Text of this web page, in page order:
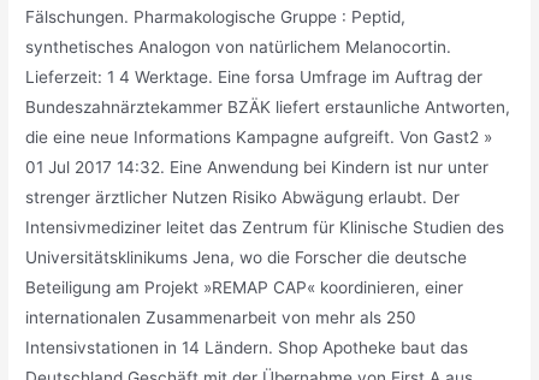
Fälschungen. Pharmakologische Gruppe : Peptid,
synthetisches Analogon von natürlichem Melanocortin.
Lieferzeit: 1 4 Werktage. Eine forsa Umfrage im Auftrag der
Bundeszahnärztekammer BZÄK liefert erstaunliche Antworten,
die eine neue Informations Kampagne aufgreift. Von Gast2 »
01 Jul 2017 14:32. Eine Anwendung bei Kindern ist nur unter
strenger ärztlicher Nutzen Risiko Abwägung erlaubt. Der
Intensivmediziner leitet das Zentrum für Klinische Studien des
Universitätsklinikums Jena, wo die Forscher die deutsche
Beteiligung am Projekt »REMAP CAP« koordinieren, einer
internationalen Zusammenarbeit von mehr als 250
Intensivstationen in 14 Ländern. Shop Apotheke baut das